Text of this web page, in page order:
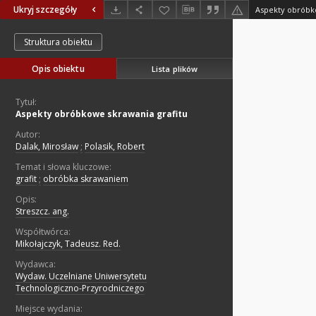
Ukryj szczegóły Aspekty
Struktura obiektu
Opis obiektu Lista plików
Tytuł:
Aspekty obróbkowe skrawania grafitu
Autor:
Dalak, Mirosław ; Polasik, Robert
Temat i słowa kluczowe:
grafit ; obróbka skrawaniem
Opis:
Streszcz. ang.
Współtwórca:
Mikołajczyk, Tadeusz. Red.
Wydawca:
Wydaw. Uczelniane Uniwersytetu
Technologiczno-Przyrodniczego
Miejsce wydania: